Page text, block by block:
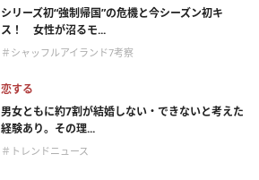
シリーズ初“強制帰国”の危機と今シーズン初キ
ス！ 女性が沼るモ...
＃シャッフルアイランド7考察
恋する
男女ともに約7割が結婚しない・できないと考えた
経験あり。その理...
＃トレンドニュース